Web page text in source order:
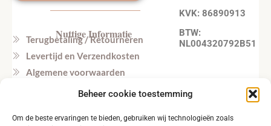
Beheer cookie toestemming
Om de beste ervaringen te bieden, gebruiken wij technologieën zoals
Nuttige Informatie
Terugbetaling / Retourneren
Levertijd en Verzendkosten
Algemene voorwaarden
Privacy beleid
Tel. NL: +31164603172 (NL, EN)
KVK: 86890913
BTW:
NL004320792B51